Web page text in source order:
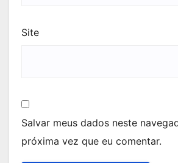
Site
Salvar meus dados neste
próxima vez que eu comentar.